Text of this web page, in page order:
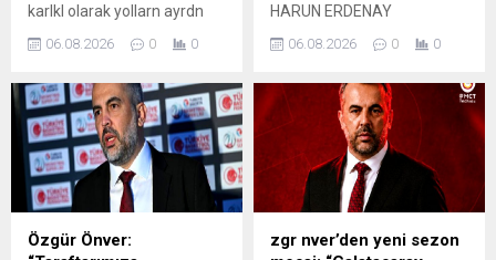
karlkl olarak yollarn ayrdn
06.08.2026 0 0
HARUN ERDENAY
AVRUPA DA MÜCADELE
06.08.2026 0 0
Özgür Önver:
zgr nver’den yeni sezon